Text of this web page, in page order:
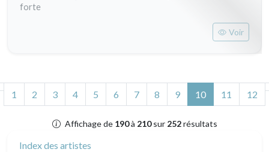
forte
Voir
1 2 3 4 5 6 7 8 9 10(actuel)
11 12
Affichage de 190à 210sur 252résultats
Index des artistes